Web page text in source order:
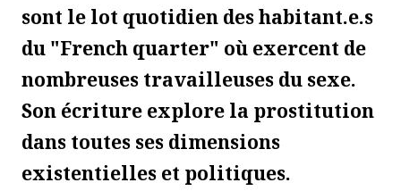
sont le lot quotidien des habitant.e.s
du "French quarter" où exercent de
nombreuses travailleuses du sexe.
Son écriture explore la prostitution
dans toutes ses dimensions
existentielles et politiques.